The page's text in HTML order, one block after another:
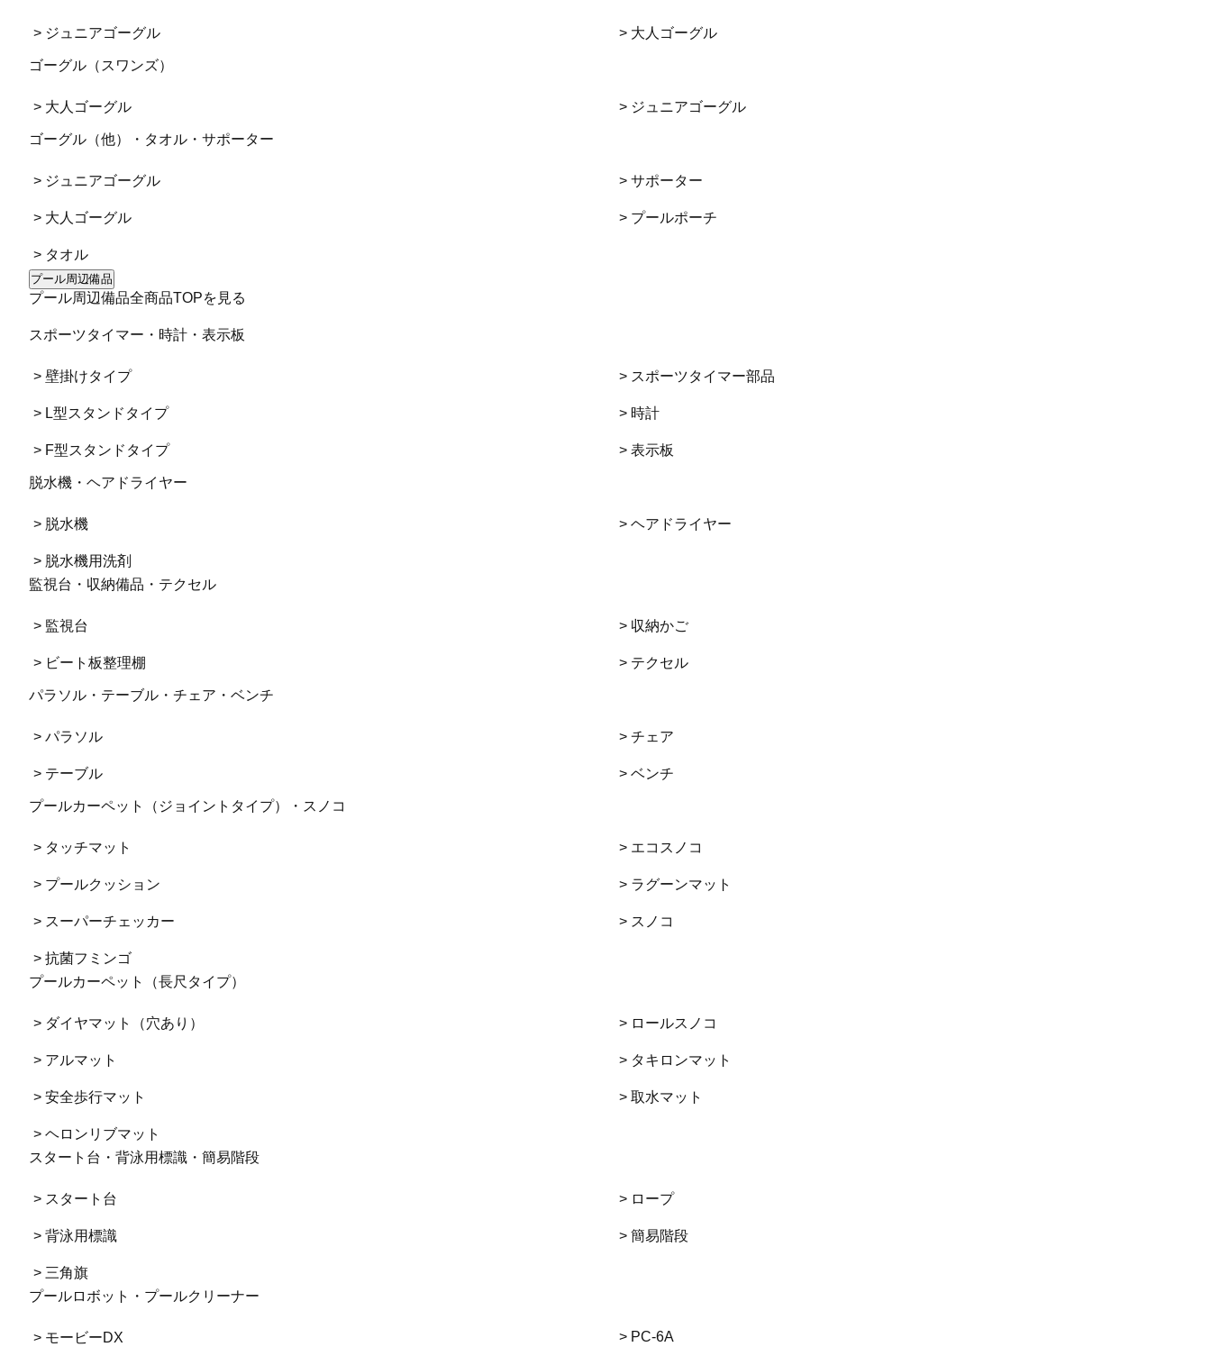
> ジュニアゴーグル > 大人ゴーグル
ゴーグル（スワンズ）
> 大人ゴーグル > ジュニアゴーグル
ゴーグル（他）・タオル・サポーター
> ジュニアゴーグル
> 大人ゴーグル
> タオル
> サポーター
> プールポーチ
プール周辺備品
プール周辺備品全商品TOPを見る
スポーツタイマー・時計・表示板
> 壁掛けタイプ
> L型スタンドタイプ
> F型スタンドタイプ
> スポーツタイマー部品
> 時計
> 表示板
脱水機・ヘアドライヤー
> 脱水機
> 脱水機用洗剤
> ヘアドライヤー
監視台・収納備品・テクセル
> 監視台
> ビート板整理棚
> 収納かご
> テクセル
パラソル・テーブル・チェア・ベンチ
> パラソル
> テーブル
> チェア
> ベンチ
プールカーペット（ジョイントタイプ）・スノコ
> タッチマット
> プールクッション
> スーパーチェッカー
> 抗菌フミンゴ
> エコスノコ
> ラグーンマット
> スノコ
プールカーペット（長尺タイプ）
> ダイヤマット（穴あり）
> アルマット
> 安全歩行マット
> ヘロンリブマット
> ロールスノコ
> タキロンマット
> 取水マット
スタート台・背泳用標識・簡易階段
> スタート台
> 背泳用標識
> 三角旗
> ロープ
> 簡易階段
プールロボット・プールクリーナー
> モービーDX > PC-6A